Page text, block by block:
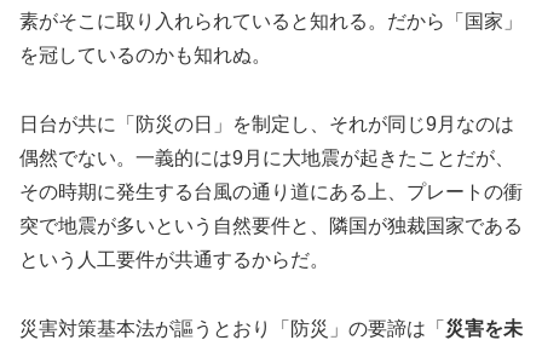
素がそこに取り入れられていると知れる。だから「国家」
を冠しているのかも知れぬ。
日台が共に「防災の日」を制定し、それが同じ9月なのは
偶然でない。一義的には9月に大地震が起きたことだが、
その時期に発生する台風の通り道にある上、プレートの衝
突で地震が多いという自然要件と、隣国が独裁国家である
という人工要件が共通するからだ。
災害対策基本法が謳うとおり「防災」の要諦は「 災害を未